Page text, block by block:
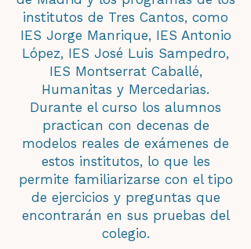
institutos de Tres Cantos, como
IES Jorge Manrique, IES Antonio
López, IES José Luis Sampedro,
IES Montserrat Caballé,
Humanitas y Mercedarias.
Durante el curso los alumnos
practican con decenas de
modelos reales de exámenes de
estos institutos, lo que les
permite familiarizarse con el tipo
de ejercicios y preguntas que
encontrarán en sus pruebas del
colegio.